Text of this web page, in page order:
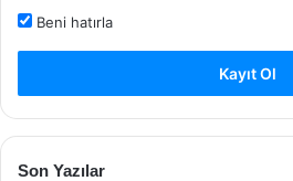
Beni hatırla
Kayıt Ol
Son Yazılar